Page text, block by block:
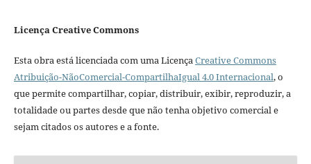
Licença Creative Commons
Esta obra está licenciada com uma LicençaCreative Commons
Atribuição-NãoComercial-CompartilhaIgual 4.0 Internacional, o
que permite compartilhar, copiar, distribuir, exibir, reproduzir, a
totalidade ou partes desde que não tenha objetivo comercial e
sejam citados os autores e a fonte.